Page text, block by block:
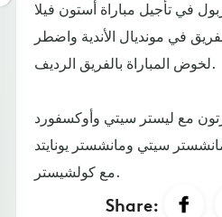
في تأجيل مباراة أستون فيلا
في مونديال الأندية واضطر
لخوض المباراة بالفريق الرديف.
مع ليستر سيتي وأوكسفورد
سيتي ومانشستر يونايتد
مع كولشيستر.
Share: